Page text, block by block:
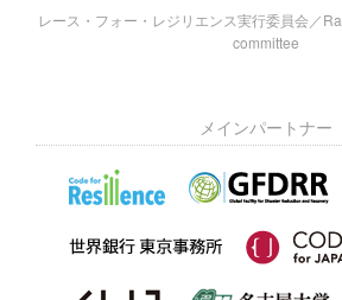
レース・フォー・レジリエンス実行委員会／
committee
メインパートナー